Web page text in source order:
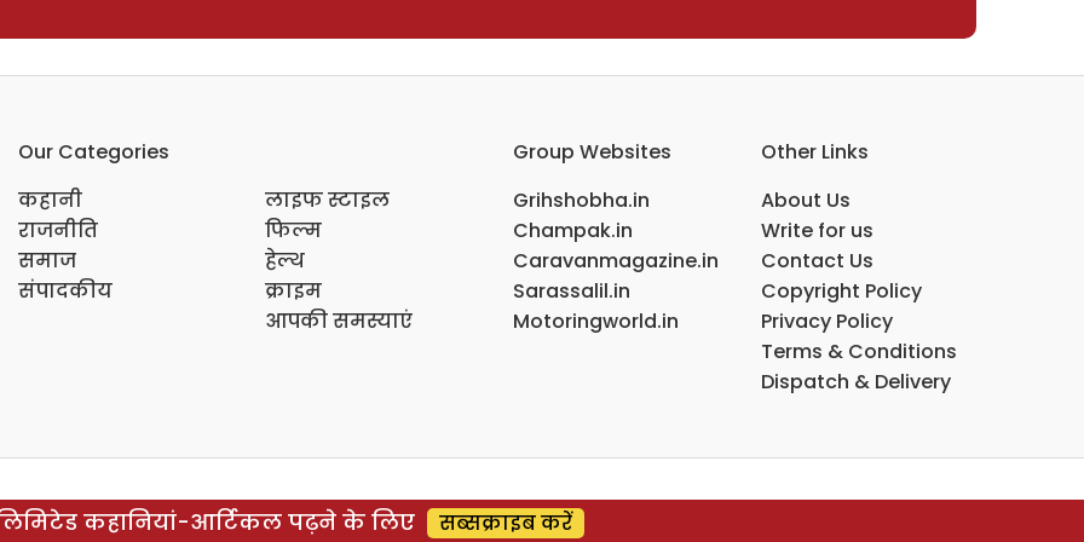
Our Categories
कहानी
राजनीति
समाज
संपादकीय
लाइफ स्टाइल
फिल्म
हेल्थ
क्राइम
आपकी समस्याएं
Group Websites
Grihshobha.in
Champak.in
Caravanmagazine.in
Sarassalil.in
Motoringworld.in
Other Links
About Us
Write for us
Contact Us
Copyright Policy
Privacy Policy
Terms & Conditions
Dispatch & Delivery
कहानियां-आर्टिकल पढ़ने के लिए सब्सक्राइब करें